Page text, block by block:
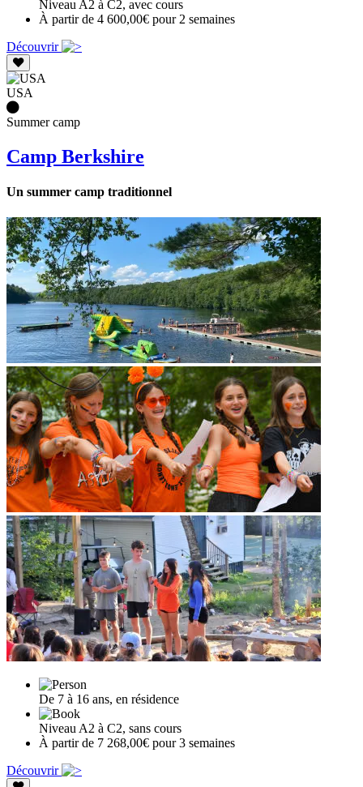
Niveau A2 à C2, avec cours
À partir de 4 600,00€ pour 2 semaines
Découvrir
USA
Summer camp
Camp Berkshire
Un summer camp traditionnel
De 7 à 16 ans, en résidence
Niveau A2 à C2, sans cours
À partir de 7 268,00€ pour 3 semaines
Découvrir